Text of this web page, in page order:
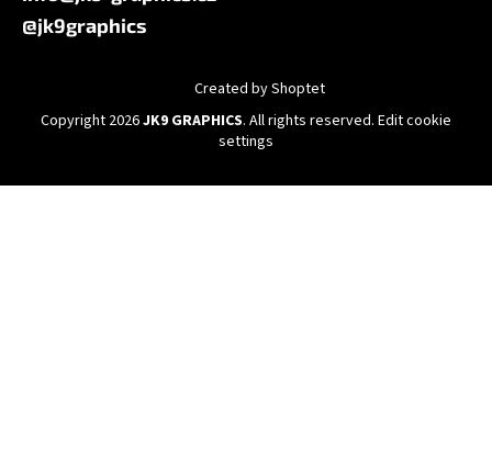
@jk9graphics
Created by Shoptet
Copyright 2026JK9 GRAPHICS. All rights reserved. Edit cookie
settings